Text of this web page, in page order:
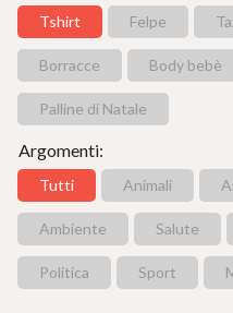
Tshirt Felpe
Borracce Body bebè
Palline di Natale
Argomenti:
Tutti Animali
Ambiente Salute
Politica Sport